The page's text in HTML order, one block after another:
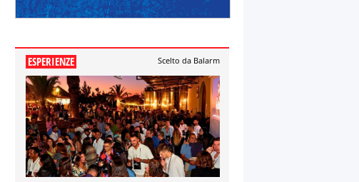
ESPERIENZE Scelto da Balarm